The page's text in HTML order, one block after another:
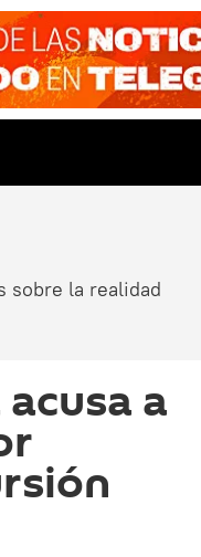
sobre la realidad
a